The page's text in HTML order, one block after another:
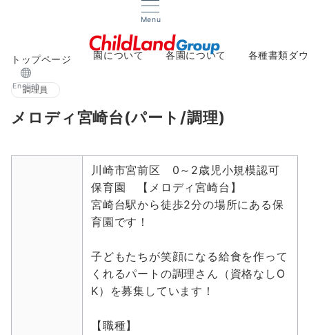
Menu
English
トップページ 園について 各園について 各種書類ダ
調理員
メロディ宮崎台(パート/調理)
川崎市宮前区 0～2歳児小規模認可
保育園 【メロディ宮崎台】
宮崎台駅から徒歩2分の場所にある保
育園です！
子どもたちが笑顔になる給食を作って
くれるパートの調理さん（資格なしO
K）を募集しています！
【職種】